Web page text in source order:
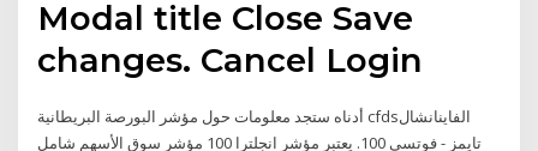
Modal title Close Save
changes. Cancel Login
أدناه ستجد معلومات حول مؤشر البورصة البريطانية cfdsالفاينانشال
تايمز - فوتسي 100. يعتبر مؤشر انجلترا 100 مؤشر سوق الأسهم شامل